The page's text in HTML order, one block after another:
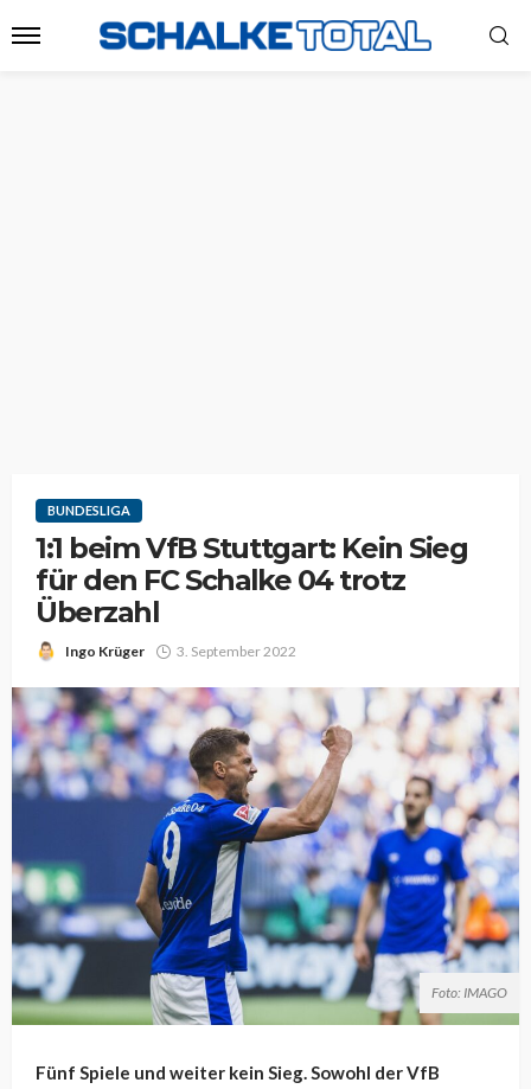
BUNDESLIGA
1:1 beim VfB Stuttgart: Kein Sieg
für den FC Schalke 04 trotz
Überzahl
Ingo Krüger 3. September 2022
Foto: IMAGO
Fünf Spiele und weiter kein Sieg. Sowohl der VfB